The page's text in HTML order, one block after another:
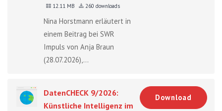
12.11 MB
260 downloads
Nina Horstmann erläutert in
einem Beitrag bei SWR
Impuls von Anja Braun
(28.07.2026),...
DatenCHECK 9/2026:
Künstliche Intelligenz im
Download